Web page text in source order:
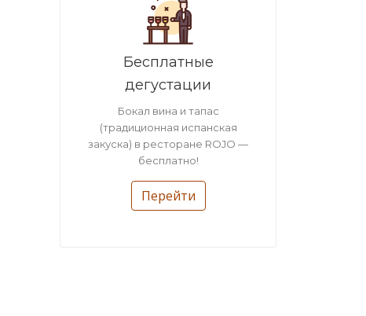
Бесплатные
дегустации
Бокал вина и тапас
(традиционная испанская
закуска) в ресторане ROJO —
бесплатно!
Перейти